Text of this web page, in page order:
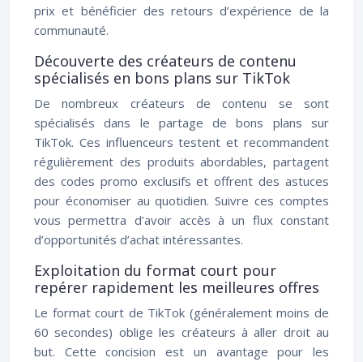
prix et bénéficier des retours d’expérience de la
communauté.
Découverte des créateurs de contenu
spécialisés en bons plans sur TikTok
De nombreux créateurs de contenu se sont
spécialisés dans le partage de bons plans sur
TikTok. Ces influenceurs testent et recommandent
régulièrement des produits abordables, partagent
des codes promo exclusifs et offrent des astuces
pour économiser au quotidien. Suivre ces comptes
vous permettra d’avoir accès à un flux constant
d’opportunités d’achat intéressantes.
Exploitation du format court pour
repérer rapidement les meilleures offres
Le format court de TikTok (généralement moins de
60 secondes) oblige les créateurs à aller droit au
but. Cette concision est un avantage pour les